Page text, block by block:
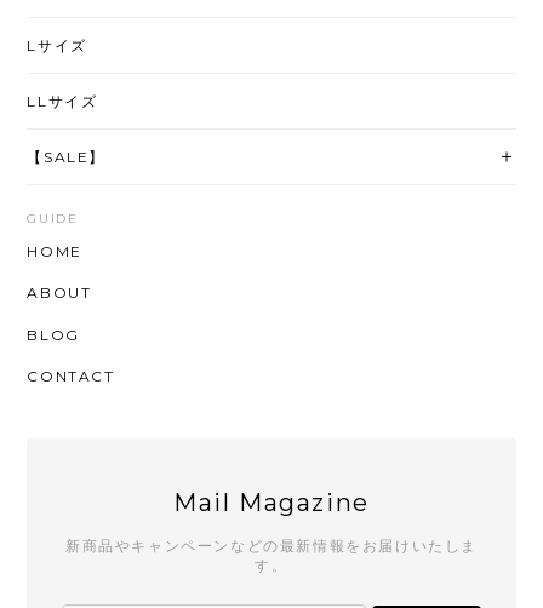
Lサイズ
LLサイズ
【SALE】
GUIDE
HOME
ABOUT
BLOG
CONTACT
Mail Magazine
新商品やキャンペーンなどの最新情報をお届けいたしま
す。